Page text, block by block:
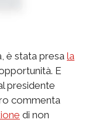
è stata presa la
E
presidente
commenta
di non